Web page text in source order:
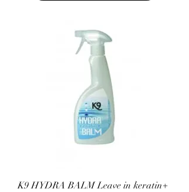
K9 HYDRA BALM Leave in keratin+